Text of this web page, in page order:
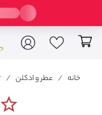
خانه / عطر و ادکلن /
star_border